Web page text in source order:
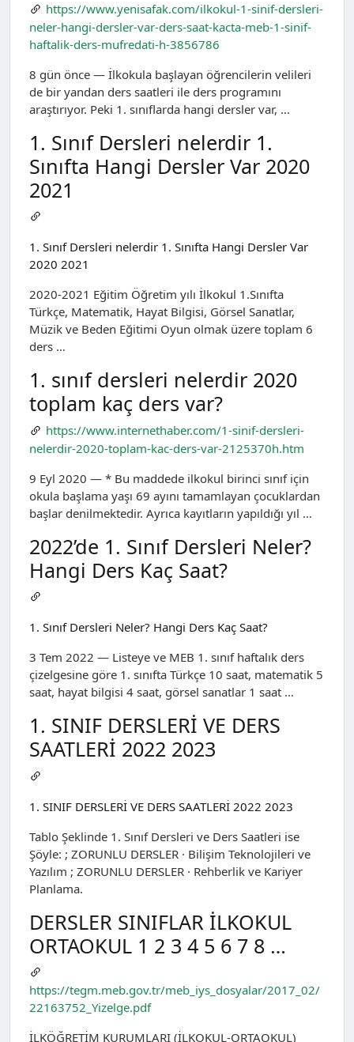
https://www.yenisafak.com/ilkokul-1-sinif-dersleri-
neler-hangi-dersler-var-ders-saat-kacta-meb-1-sinif-
haftalik-ders-mufredati-h-3856786
8 gün önce — İlkokula başlayan öğrencilerin velileri
de bir yandan ders saatleri ile ders programını
araştırıyor. Peki 1. sınıflarda hangi dersler var, …
1. Sınıf Dersleri nelerdir 1.
Sınıfta Hangi Dersler Var 2020
2021
1. Sınıf Dersleri nelerdir 1. Sınıfta Hangi Dersler Var
2020 2021
2020-2021 Eğitim Öğretim yılı İlkokul 1.Sınıfta
Türkçe, Matematik, Hayat Bilgisi, Görsel Sanatlar,
Müzik ve Beden Eğitimi Oyun olmak üzere toplam 6
ders …
1. sınıf dersleri nelerdir 2020
toplam kaç ders var?
https://www.internethaber.com/1-sinif-dersleri-
nelerdir-2020-toplam-kac-ders-var-2125370h.htm
9 Eyl 2020 — * Bu maddede ilkokul birinci sınıf için
okula başlama yaşı 69 ayını tamamlayan çocuklardan
başlar denilmektedir. Ayrıca kayıtların yapıldığı yıl …
2022’de 1. Sınıf Dersleri Neler?
Hangi Ders Kaç Saat?
1. Sınıf Dersleri Neler? Hangi Ders Kaç Saat?
3 Tem 2022 — Listeye ve MEB 1. sınıf haftalık ders
çizelgesine göre 1. sınıfta Türkçe 10 saat, matematik 5
saat, hayat bilgisi 4 saat, görsel sanatlar 1 saat …
1. SINIF DERSLERİ VE DERS
SAATLERİ 2022 2023
1. SINIF DERSLERİ VE DERS SAATLERİ 2022 2023
Tablo Şeklinde 1. Sınıf Dersleri ve Ders Saatleri ise
Şöyle: ; ZORUNLU DERSLER · Bilişim Teknolojileri ve
Yazılım ; ZORUNLU DERSLER · Rehberlik ve Kariyer
Planlama.
DERSLER SINIFLAR İLKOKUL
ORTAOKUL 1 2 3 4 5 6 7 8 …
https://tegm.meb.gov.tr/meb_iys_dosyalar/2017_02/
22163752_Yizelge.pdf
İLKÖĞRETİM KURUMLARI (İLKOKUL-ORTAOKUL)